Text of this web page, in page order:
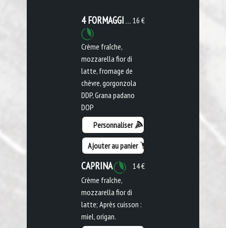
16 €
4 FORMAGGI
Crème fraîche,
mozzarella fior di
latte, fromage de
chèvre, gorgonzola
DDP, Grana padano
DOP
Personnaliser
Ajouter au panier
14 €
CAPRINA
Crème fraîche,
mozzarella fior di
latte; Après cuisson :
miel, origan.